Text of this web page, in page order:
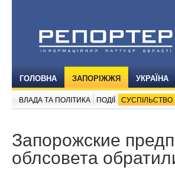
ГОЛОВНА ЗАПОРІЖЖЯ УКРАЇНА
ВЛАДА ТА ПОЛІТИКА ПОДІЇ СУСПІЛЬСТВО
Запорожские
облсовета